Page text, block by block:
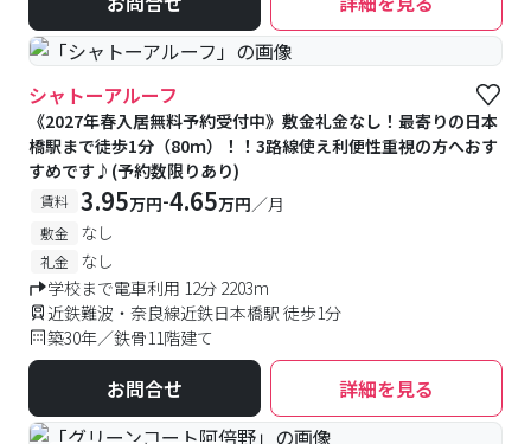
シャトーアルーフ
《2027年春入居無料予約受付中》敷金礼金なし！最寄りの日本
橋駅まで徒歩1分（80ｍ）！！3路線使え利便性重視の方へおす
すめです♪(予約数限りあり)
賃料 3.95万円-4.65万円／月
敷金 なし
礼金
なし
学校まで電車利用 12分 2203m
近鉄難波・奈良線近鉄日本橋駅 徒歩1分
築30年／鉄骨11階建て
お問合せ 詳細を見る